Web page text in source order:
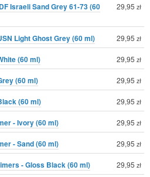
Israeli Sand Grey 61-73 (60
29,95 zł
Light Ghost Grey (60 ml) 29,95 zł
(60 ml) 29,95 zł
(60 ml) 29,95 zł
(60 ml) 29,95 zł
- Ivory (60 ml) 29,95 zł
- Sand (60 ml) 29,95 zł
- Gloss Black (60 ml) 29,95 zł